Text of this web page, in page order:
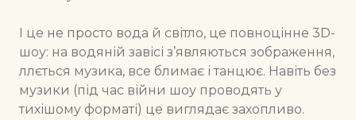
І це не просто вода й світло, це повноцінне 3D-
шоу: на водяній завісі з’являються зображення,
ллється музика, все блимає і танцює. Навіть без
музики (під час війни шоу проводять у
тихішому форматі) це виглядає захопливо.